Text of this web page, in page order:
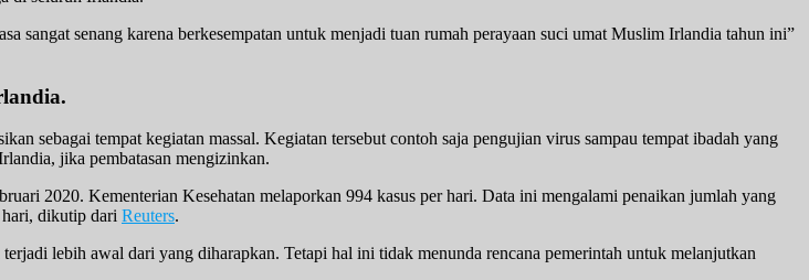
sangat senang karena berkesempatan untuk menjadi tuan rumah perayaan suci umat Muslim Irlandia tahun ini”
sebagai tempat kegiatan massal. Kegiatan tersebut contoh saja pengujian virus sampau tempat ibadah yang
jika pembatasan mengizinkan.
2020. Kementerian Kesehatan melaporkan 994 kasus per hari. Data ini mengalami penaikan jumlah yang
dikutip dari Reuters.
lebih awal dari yang diharapkan. Tetapi hal ini tidak menunda rencana pemerintah untuk melanjutkan